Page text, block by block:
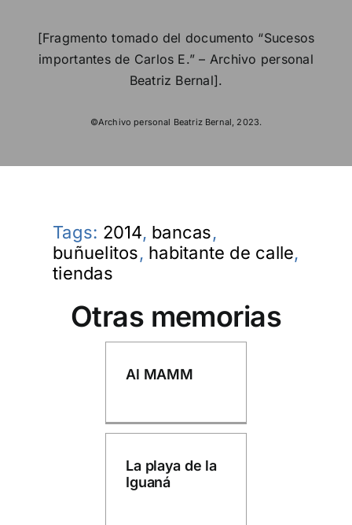
[Fragmento tomado del documento “Sucesos
importantes de Carlos E.” – Archivo personal
Beatriz Bernal].
©Archivo personal Beatriz Bernal, 2023.
Tags: 2014, bancas,
buñuelitos, habitante de calle,
tiendas
Otras memorias
Al MAMM
La playa de la
Iguaná